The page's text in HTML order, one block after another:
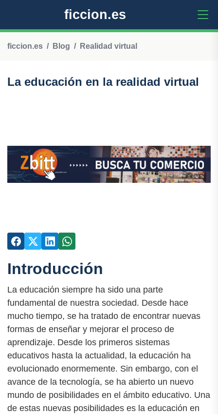
ficcion.es
ficcion.es Blog Realidad virtual
La educación en la realidad virtual
Introducción
La educación siempre ha sido una parte
fundamental de nuestra sociedad. Desde hace
mucho tiempo, se ha tratado de encontrar nuevas
formas de enseñar y mejorar el proceso de
aprendizaje. Desde los primeros sistemas
educativos hasta la actualidad, la educación ha
evolucionado enormemente. Sin embargo, con el
avance de la tecnología, se ha abierto un nuevo
mundo de posibilidades en el ámbito educativo. Una
de estas nuevas posibilidades es la educación en